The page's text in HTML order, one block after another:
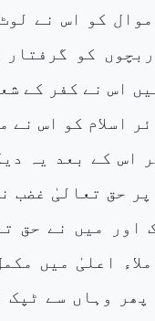
کو اس نے
کو گرفتار
اس نے کفر کے
اسلام کو اس نے
اس کے بعد یہ
حق تعالیٰ غضب
اور میں نے حق
اعلیٰ میں
پھر وہاں سے ٹپک